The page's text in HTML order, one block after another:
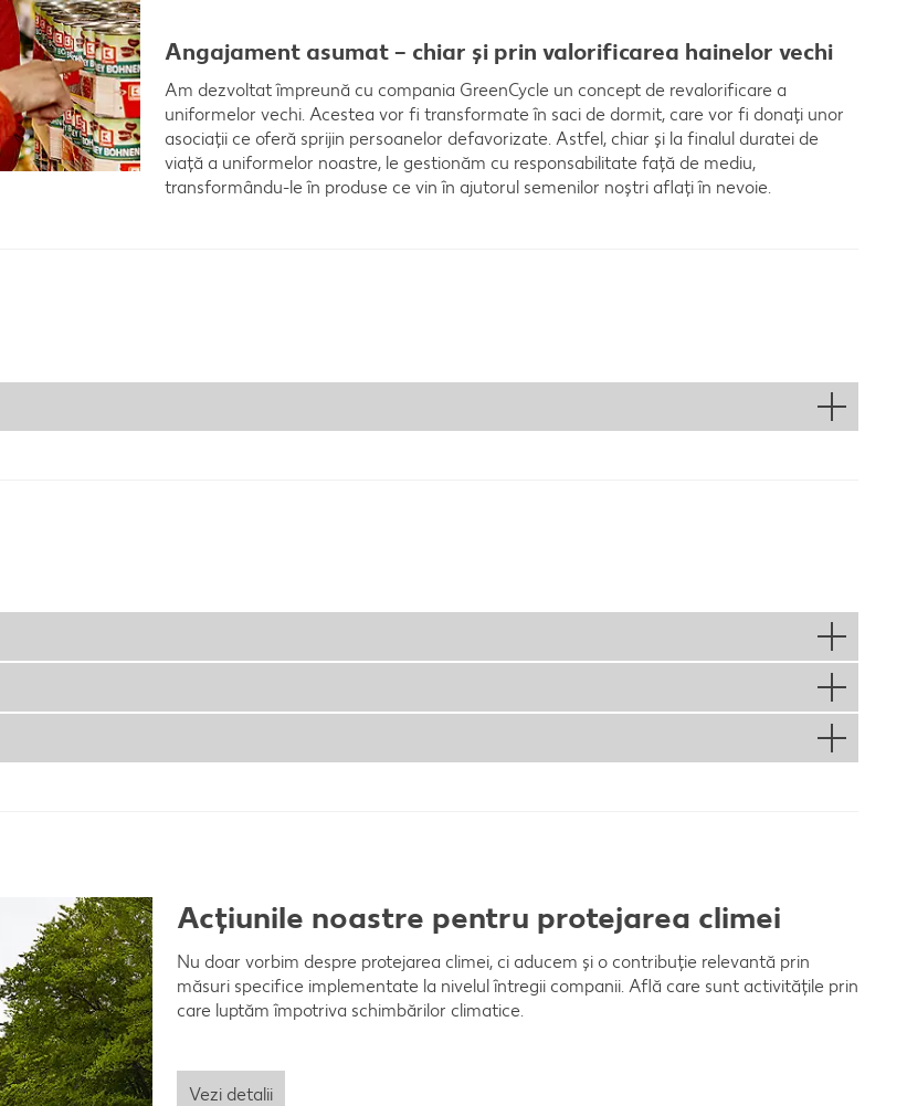
Angajament asumat – chiar și prin valorificarea hainelor vechi
Am dezvoltat împreună cu compania GreenCycle un concept de revalorificare a
uniformelor vechi. Acestea vor fi transformate în saci de dormit, care vor fi donați unor
asociații ce oferă sprijin persoanelor defavorizate. Astfel, chiar și la finalul duratei de
viață a uniformelor noastre, le gestionăm cu responsabilitate față de mediu,
transformându-le în produse ce vin în ajutorul semenilor noștri aflați în nevoie.
Acțiunile noastre pentru protejarea climei
Nu doar vorbim despre protejarea climei, ci aducem și o contribuție relevantă prin
măsuri specifice implementate la nivelul întregii companii. Află care sunt activitățile prin
care luptăm împotriva schimbărilor climatice.
Vezi detalii